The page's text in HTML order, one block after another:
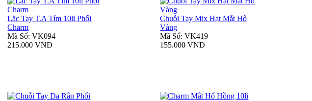
Lắc Tay T.A Tím 10li Phối
Charm
Mã Số: VK094
215.000 VNĐ
Chuỗi Tay Mix Hạt Mắt Hổ
Vàng
Mã Số: VK419
155.000 VNĐ